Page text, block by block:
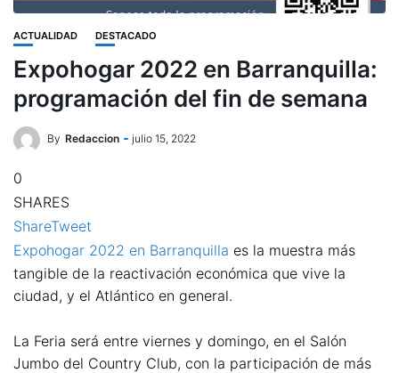
ACTUALIDAD DESTACADO
Expohogar 2022 en Barranquilla:
programación del fin de semana
By Redaccion julio 15, 2022
0
SHARES
ShareTweet
Expohogar 2022 en Barranquilla es la muestra más
tangible de la reactivación económica que vive la
ciudad, y el Atlántico en general.
La Feria será entre viernes y domingo, en el Salón
Jumbo del Country Club, con la participación de más